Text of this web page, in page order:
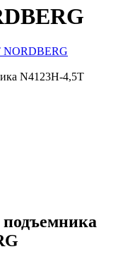
N4123H-4,5T
подъемника